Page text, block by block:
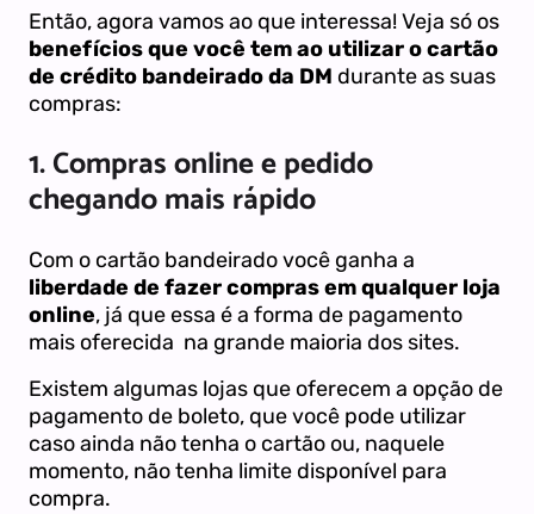
Então, agora vamos ao que interessa! Veja só os
benefícios que você tem ao utilizar o cartão
de crédito bandeirado da DM durante as suas
compras:
1. Compras online e pedido
chegando mais rápido
Com o cartão bandeiradovocê ganha a
liberdade de fazer compras em qualquer loja
online, já que essa é a forma de pagamento
mais oferecida na grande maioria dos sites.
Existem algumas lojas que oferecem a opção de
pagamento de boleto, que você pode utilizar
caso ainda não tenha o cartão ou, naquele
momento, não tenha limite disponível para
compra.